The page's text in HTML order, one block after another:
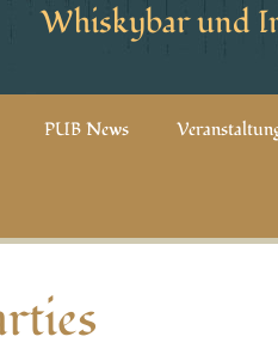
Whiskybar und
PUB News